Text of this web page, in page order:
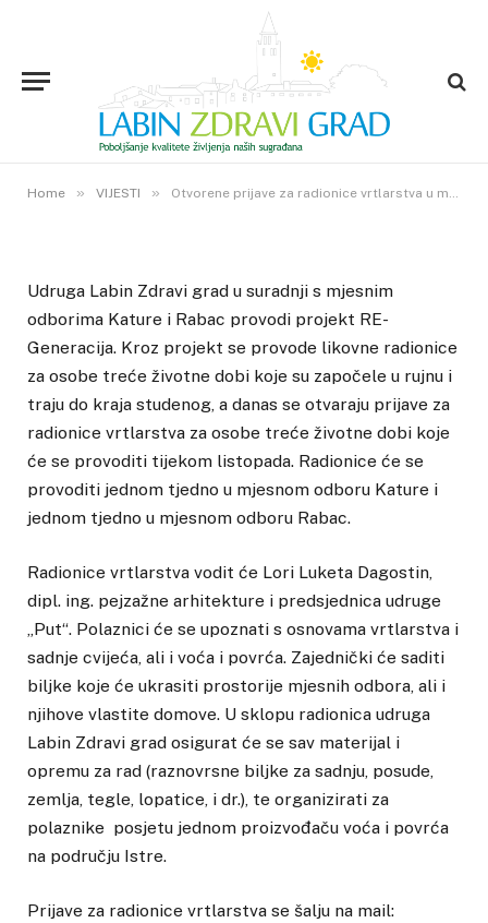
Home » VIJESTI » Otvorene prijave za radionice vrtlarstva u mjesnim odborima Kature i Rabac
Otvorene prijave za radionice
vrtlarstva u mjesnim odborima
Kature i Rabac
26. RUJNA 2022. 1VIEWS
Udruga Labin Zdravi grad u suradnji s mjesnim
odborima Kature i Rabac provodi projekt RE-
Generacija. Kroz projekt se provode likovne radionice
za osobe treće životne dobi koje su započele u rujnu i
traju do kraja studenog, a danas se otvaraju prijave za
radionice vrtlarstva za osobe treće životne dobi koje
će se provoditi tijekom listopada. Radionice će se
provoditi jednom tjedno u mjesnom odboru Kature i
jednom tjedno u mjesnom odboru Rabac.
Radionice vrtlarstva vodit će Lori Luketa Dagostin,
dipl. ing. pejzažne arhitekture i predsjednica udruge
„Put“. Polaznici će se upoznati s osnovama vrtlarstva i
sadnje cvijeća, ali i voća i povrća. Zajednički će saditi
biljke koje će ukrasiti prostorije mjesnih odbora, ali i
njihove vlastite domove. U sklopu radionica udruga
Labin Zdravi grad osigurat će se sav materijal i
opremu za rad (raznovrsne biljke za sadnju, posude,
zemlja, tegle, lopatice, i dr.), te organizirati za
polaznike posjetu jednom proizvođaču voća i povrća
na području Istre.
Prijave za radionice vrtlarstva se šalju na mail: